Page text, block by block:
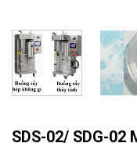
SDS-02/ SDG-02